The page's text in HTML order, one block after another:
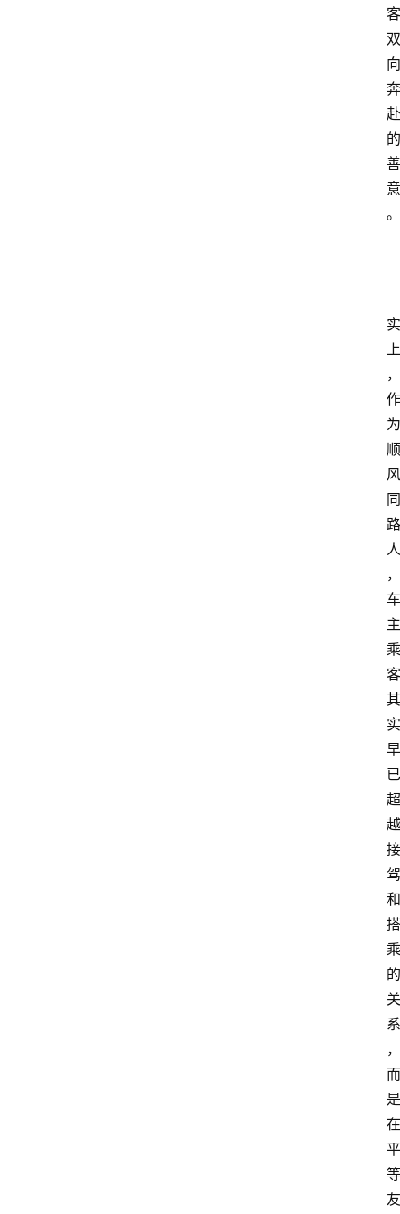
客
双
向
奔
赴
的
善
意
。
实
上
，
作
为
顺
风
同
路
人
，
车
主
乘
客
其
实
早
已
超
越
接
驾
和
搭
乘
的
关
系
，
而
是
在
平
等
友